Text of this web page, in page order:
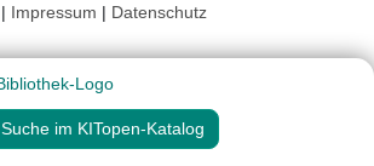
| Impressum | Datenschutz
Suche im KITopen-Katalog